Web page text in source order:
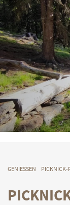
GENIESSEN PICKNICK-